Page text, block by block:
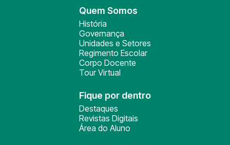
Quem Somos
História
Governança
Unidades e Setores
Regimento Escolar
Corpo Docente
Tour Virtual
Fique por dentro
Destaques
Revistas Digitais
Área do Aluno